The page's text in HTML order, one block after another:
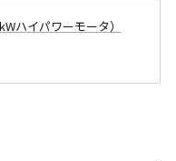
ハイパワーモータ）